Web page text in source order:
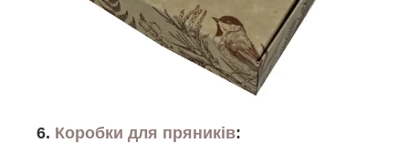
6. Коробки для пряників: